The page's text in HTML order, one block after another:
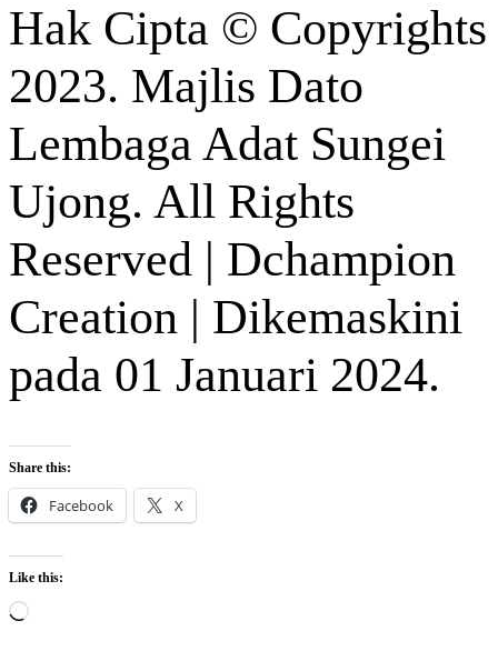
Hak Cipta © Copyrights
2023. Majlis Dato
Lembaga Adat Sungei
Ujong. All Rights
Reserved | Dchampion
Creation | Dikemaskini
pada 01 Januari 2024.
Share this:
Facebook X
Like this:
Loading…